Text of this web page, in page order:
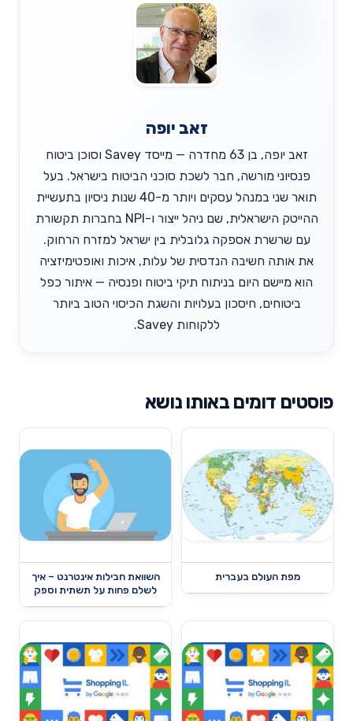
זאב יופה
זאב יופה, בן 63 מחדרה — מייסד Savey וסוכן ביטוח
פנסיוני מורשה, חבר לשכת סוכני הביטוח בישראל. בעל
תואר שני במנהל עסקים ויותר מ-40 שנות ניסיון בתעשיית
ההייטק הישראלית, שם ניהל ייצור ו-NPI בחברות תקשורת
עם שרשרת אספקה גלובלית בין ישראל למזרח הרחוק.
את אותה חשיבה הנדסית של עלות, איכות ואופטימיזציה
הוא מיישם היום בניתוח תיקי ביטוח ופנסיה — איתור כפל
ביטוחים, חיסכון בעלויות והשגת הכיסוי הטוב ביותר
ללקוחות Savey.
פוסטים דומים באותו נושא
מפת העולם בעברית
השוואת חבילות אינטרנט – איך
לשלם פחות על תשתית וספק